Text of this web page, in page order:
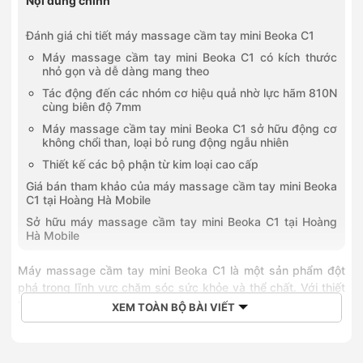
Đánh giá chi tiết máy massage cầm tay mini Beoka C1
Máy massage cầm tay mini Beoka C1 có kích thước
nhỏ gọn và dễ dàng mang theo
Tác động đến các nhóm cơ hiệu quả nhờ lực hãm 810N
cùng biên độ 7mm
Máy massage cầm tay mini Beoka C1 sở hữu động cơ
không chổi than, loại bỏ rung động ngẫu nhiên
Thiết kế các bộ phận từ kim loại cao cấp
Giá bán tham khảo của máy massage cầm tay mini Beoka
C1 tại Hoàng Hà Mobile
Sở hữu máy massage cầm tay mini Beoka C1 tại Hoàng
Hà Mobile
Máy massage cầm tay mini Beoka C1 là một sản phẩm đột
phá trong lĩnh vực chăm sóc sức khỏe và thể chất. Với thiết
kế nhỏ gọn, Beoka C1 dễ dàng mang theo bên mình mọi lúc,
mọi nơi. Đặc biệt, với hệ thống cảm biến gia công chính xác
XEM TOÀN BỘ BÀI VIẾT